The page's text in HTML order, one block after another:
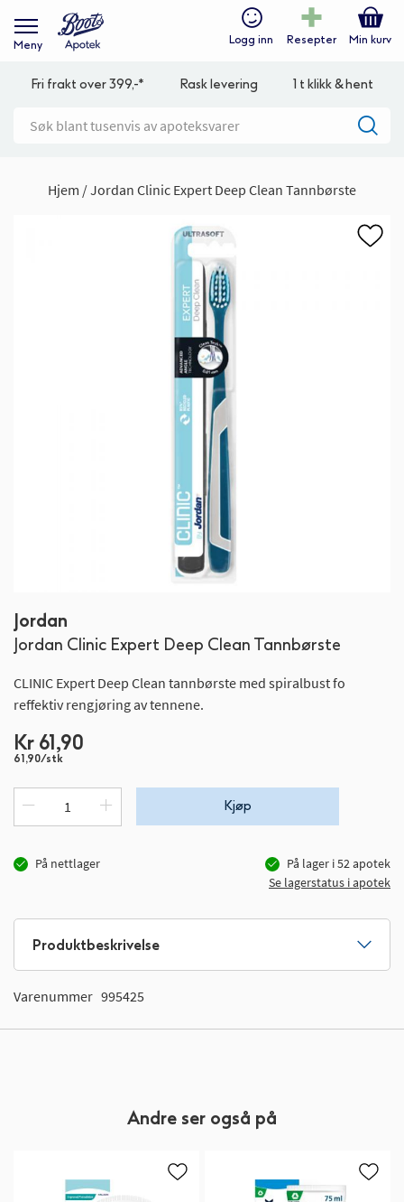
Meny Logg inn Resepter Min kurv
Fri frakt over 399,-* Rask levering 1 t klikk & hent
Hjem Jordan Clinic Expert Deep Clean Tannbørste
Jordan
Jordan Clinic Expert Deep Clean Tannbørste
CLINIC Expert Deep Clean tannbørste med spiralbust fo
reffektiv rengjøring av tennene.
Kr 61,90
61,90/stk
Kjøp
På nettlager På lager i52apotek
Se lagerstatus i apotek
til
begynnelsen
bildegalleri
Produktbeskrivelse
Varenummer 995425
Andre ser også på